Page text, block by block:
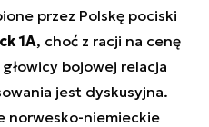
przez Polskę pociski
1A, choć z racji na cenę
bojowej relacja
jest dyskusyjna.
norwesko-niemieckie